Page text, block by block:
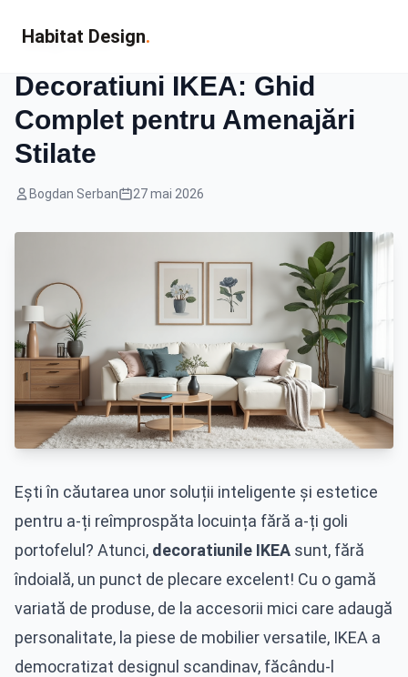
Habitat Design.
Design Interior
Decoratiuni IKEA: Ghid
Complet pentru Amenajări
Stilate
Bogdan Serban 27 mai 2026
Ești în căutarea unor soluții inteligente și estetice
pentru a-ți reîmprospăta locuința fără a-ți goli
portofelul? Atunci, decoratiunile IKEA sunt, fără
îndoială, un punct de plecare excelent! Cu o gamă
variată de produse, de la accesorii mici care adaugă
personalitate, la piese de mobilier versatile, IKEA a
democratizat designul scandinav, făcându-l